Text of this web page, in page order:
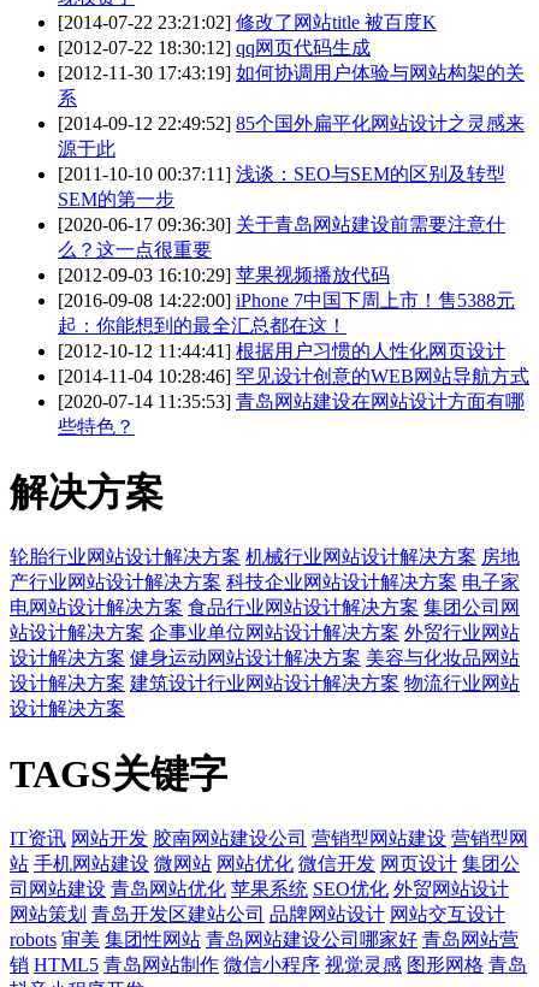
[2014-07-22 23:21:02] 修改了网站title 被百度K
[2012-07-22 18:30:12] qq网页代码生成
[2012-11-30 17:43:19] 如何协调用户体验与网站构架的关
系
[2014-09-12 22:49:52] 85个国外扁平化网站设计之灵感来
源于此
[2011-10-10 00:37:11] 浅谈：SEO与SEM的区别及转型
SEM的第一步
[2020-06-17 09:36:30] 关于青岛网站建设前需要注意什
么？这一点很重要
[2012-09-03 16:10:29] 苹果视频播放代码
[2016-09-08 14:22:00] iPhone 7中国下周上市！售5388元
起：你能想到的最全汇总都在这！
[2012-10-12 11:44:41] 根据用户习惯的人性化网页设计
[2014-11-04 10:28:46] 罕见设计创意的WEB网站导航方式
[2020-07-14 11:35:53] 青岛网站建设在网站设计方面有哪
些特色？
解决方案
轮胎行业网站设计解决方案 机械行业网站设计解决方案 房地
产行业网站设计解决方案 科技企业网站设计解决方案 电子家
电网站设计解决方案 食品行业网站设计解决方案 集团公司网
站设计解决方案 企事业单位网站设计解决方案 外贸行业网站
设计解决方案 健身运动网站设计解决方案 美容与化妆品网站
设计解决方案 建筑设计行业网站设计解决方案 物流行业网站
设计解决方案
TAGS关键字
IT资讯 网站开发 胶南网站建设公司 营销型网站建设 营销型网
站 手机网站建设 微网站 网站优化 微信开发 网页设计 集团公
司网站建设 青岛网站优化 苹果系统 SEO优化 外贸网站设计
网站策划 青岛开发区建站公司 品牌网站设计 网站交互设计
robots 审美 集团性网站 青岛网站建设公司哪家好 青岛网站营
销 HTML5 青岛网站制作 微信小程序 视觉灵感 图形网格 青岛